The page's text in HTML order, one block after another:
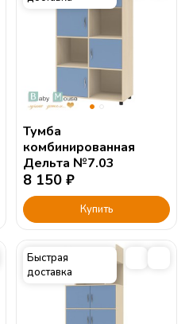
Тумба
комбинированная
Дельта №7.03
8 150 ₽
Купить
Быстрая
доставка